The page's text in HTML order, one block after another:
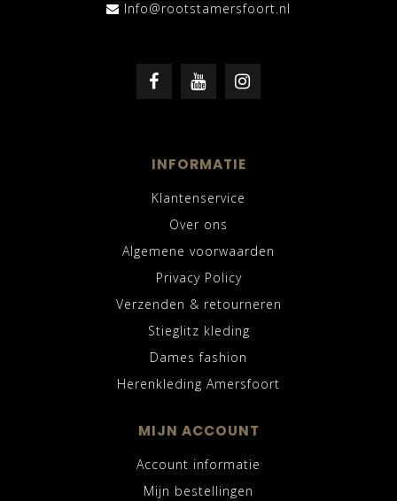
Info@rootstamersfoort.nl
INFORMATIE
Klantenservice
Over ons
Algemene voorwaarden
Privacy Policy
Verzenden & retourneren
Stieglitz kleding
Dames fashion
Herenkleding Amersfoort
MIJN ACCOUNT
Account informatie
Mijn bestellingen